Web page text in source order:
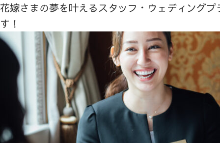
花嫁さまの夢を叶えるスタッフ・ウェディング
す！